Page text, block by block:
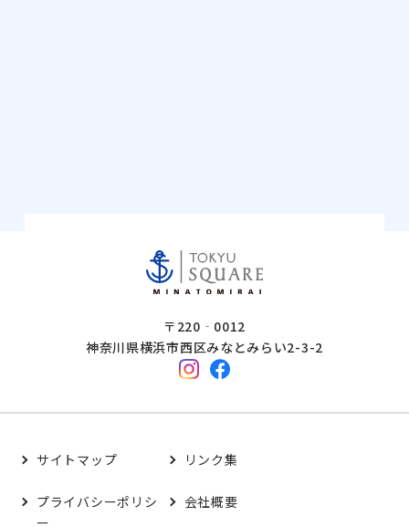
〒220‐0012
神奈川県横浜市西区みなとみらい2-3-2
サイトマップ リンク集
プライバシーポリシ
ー
会社概要